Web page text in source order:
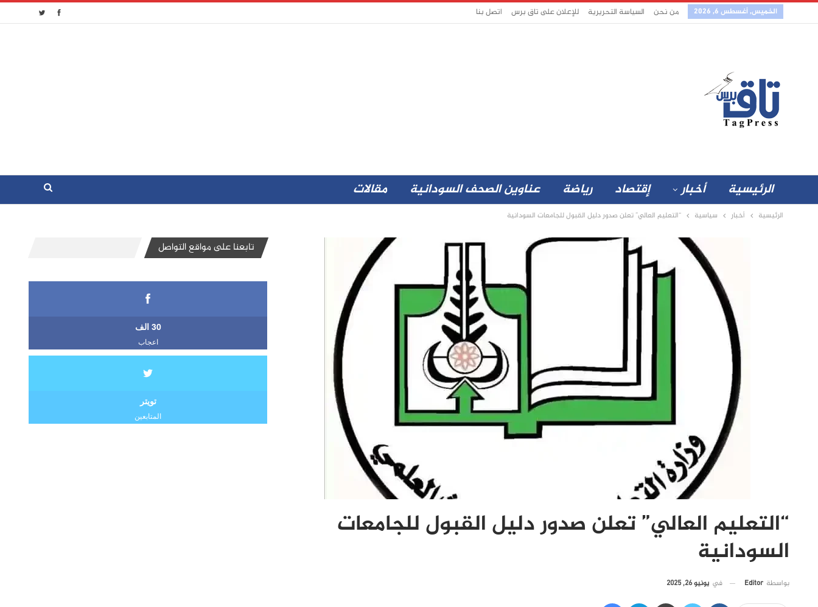
الخميس, أغسطس 6, 2026 من نحن السياسة التحريرية للإعلان على تاق برس اتصل بنا
الرئيسية أخبار إقتصاد رياضة عناوين الصحف السودانية مقالات
الرئيسية أخبار سياسية “التعليم العالي” تعلن صدور دليل القبول للجامعات السودانية
“التعليم العالي” تعلن صدور دليل القبول للجامعات
السودانية
بواسطة Editor في يونيو 26, 2025
تابعنا على مواقع التواصل
30 الف
اعجاب
تويتر
المتابعين